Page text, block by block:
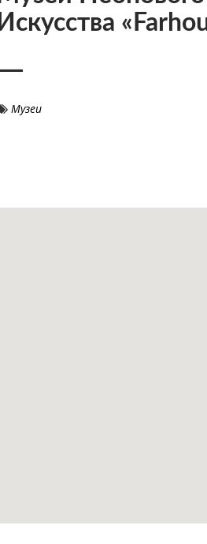
Искусства
Музеи